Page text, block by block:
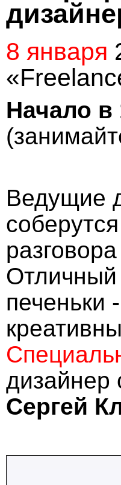
8 января
Начало в
Ведущие
Отличный
печеньки
дизайнер
Сергей